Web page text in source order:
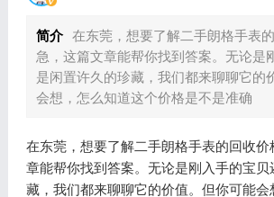
简介 在东莞，想要了解二手朗格手表
急，这篇文章能帮你找到答案。无论是
是闲置许久的珍藏，我们都来聊聊它的
会想，怎么知道这个价格是不是准确
在东莞，想要了解二手朗格手表的回收价
章能帮你找到答案。无论是刚入手的宝
藏，我们都来聊聊它的价值。但你可能会